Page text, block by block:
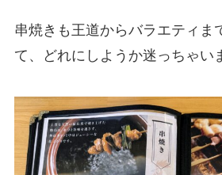
串焼きも王道からバラエティま
て、どれにしようか迷っちゃい